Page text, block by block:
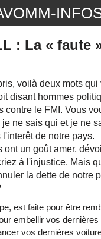
: La « faute
voilà deux mots
disant hommes
contre le FMI. Vous
ne sais qui et je ne
de notre pays.
ont un goût amer,
à l'injustice. Mais
la dette de notre
est faite pour être
embellir vos dernières
vos dernières